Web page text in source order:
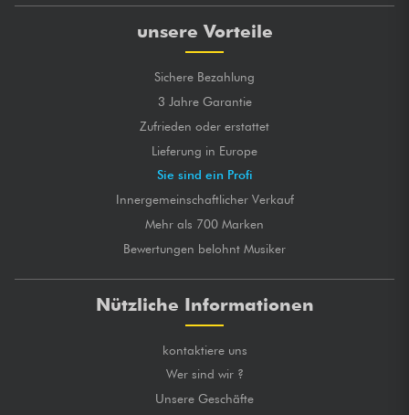
unsere Vorteile
Sichere Bezahlung
3 Jahre Garantie
Zufrieden oder erstattet
Lieferung in Europe
Sie sind ein Profi
Innergemeinschaftlicher Verkauf
Mehr als 700 Marken
Bewertungen belohnt Musiker
Nützliche Informationen
kontaktiere uns
Wer sind wir ?
Unsere Geschäfte